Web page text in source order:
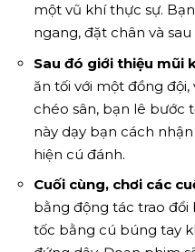
một vũ khí thực sự.
ngang, đặt chân và
Sau đó giới thiệu mũi
ăn tối với một đồng
chéo sân, bạn lê bước
này dạy bạn cách
hiện cú đánh.
Cuối cùng, chơi các
bằng động tác trao
tốc bằng cú búng tay